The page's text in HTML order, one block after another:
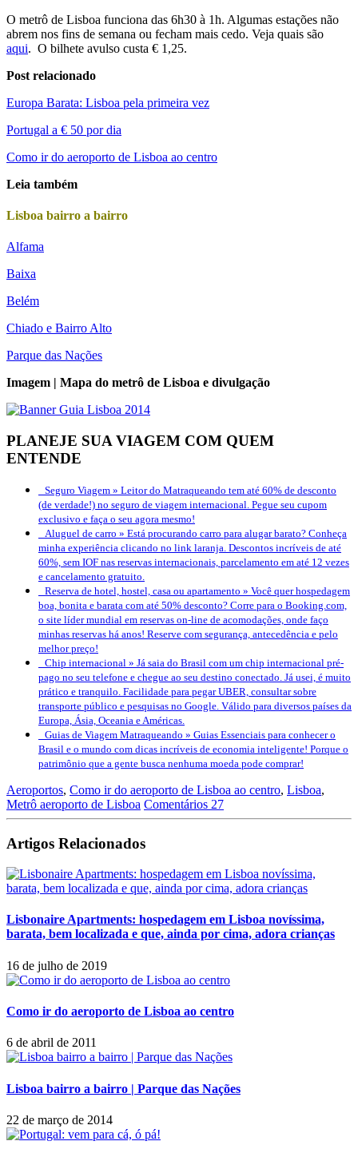
O metrô de Lisboa funciona das 6h30 à 1h. Algumas estações não
abrem nos fins de semana ou fecham mais cedo. Veja quais são
aqui. O bilhete avulso custa € 1,25.
Post relacionado
Europa Barata: Lisboa pela primeira vez
Portugal a € 50 por dia
Como ir do aeroporto de Lisboa ao centro
Leia também
Lisboa bairro a bairro
Alfama
Baixa
Belém
Chiado e Bairro Alto
Parque das Nações
Imagem | Mapa do metrô de Lisboa e divulgação
PLANEJE SUA VIAGEM COM QUEM
ENTENDE
Seguro Viagem » Leitor do Matraqueando tem até 60% de desconto
(de verdade!) no seguro de viagem internacional. Pegue seu cupom
exclusivo e faça o seu agora mesmo!
Aluguel de carro » Está procurando carro para alugar barato? Conheça
minha experiência clicando no link laranja. Descontos incríveis de até
60%, sem IOF nas reservas internacionais, parcelamento em até 12 vezes
e cancelamento gratuito.
Reserva de hotel, hostel, casa ou apartamento » Você quer hospedagem
boa, bonita e barata com até 50% desconto? Corre para o Booking.com,
o site líder mundial em reservas on-line de acomodações, onde faço
minhas reservas há anos! Reserve com segurança, antecedência e pelo
melhor preço!
Chip internacional » Já saia do Brasil com um chip internacional pré-
pago no seu telefone e chegue ao seu destino conectado. Já usei, é muito
prático e tranquilo. Facilidade para pegar UBER, consultar sobre
transporte público e pesquisas no Google. Válido para diversos países da
Europa, Ásia, Oceania e Américas.
Guias de Viagem Matraqueando » Guias Essenciais para conhecer o
Brasil e o mundo com dicas incríveis de economia inteligente! Porque o
patrimônio que a gente busca nenhuma moeda pode comprar!
Aeroportos, Como ir do aeroporto de Lisboa ao centro, Lisboa,
Metrô aeroporto de Lisboa Comentários 27
Artigos Relacionados
Lisbonaire Apartments: hospedagem em Lisboa novíssima,
barata, bem localizada e que, ainda por cima, adora crianças
16 de julho de 2019
Como ir do aeroporto de Lisboa ao centro
6 de abril de 2011
Lisboa bairro a bairro | Parque das Nações
22 de março de 2014